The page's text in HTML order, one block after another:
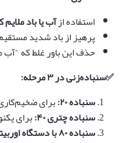
استفاده ازآب یا باد
پرهیز از باد شدید
حذف این باور غلط که
✅سنباده‌زنی در۳مرحله:
سنباده۲۰:برای
سنباده چتری۴۰:برای
سنباده۸۰با دستگاه